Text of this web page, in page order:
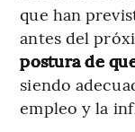
que han
antes del
postura de
siendo
empleo y la